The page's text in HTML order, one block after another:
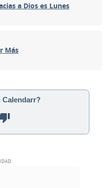
a Dios es Lunes
Más
Calendarr?